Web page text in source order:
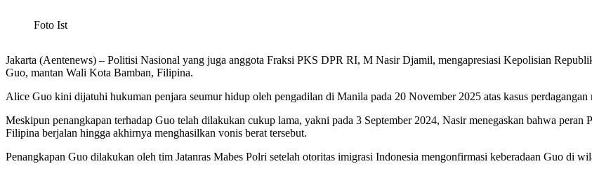
Foto Ist
Jakarta (Aentenews) – Politisi Nasional yang juga anggota Fraksi PKS DPR RI, M Nasir Djamil, mengapresiasi Kepolisian
Guo, mantan Wali Kota Bamban, Filipina.
Alice Guo kini dijatuhi hukuman penjara seumur hidup oleh pengadilan di Manila pada 20 November 2025 atas kasus perdagangan
Meskipun penangkapan terhadap Guo telah dilakukan cukup lama, yakni pada 3 September 2024, Nasir menegaskan bahwa
Filipina berjalan hingga akhirnya menghasilkan vonis berat tersebut.
Penangkapan Guo dilakukan oleh tim Jatanras Mabes Polri setelah otoritas imigrasi Indonesia mengonfirmasi keberadaan Guo di